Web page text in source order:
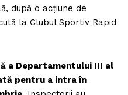
după o acțiune de
la Clubul Sportiv Rapid
a Departamentului III al
pentru a intra în